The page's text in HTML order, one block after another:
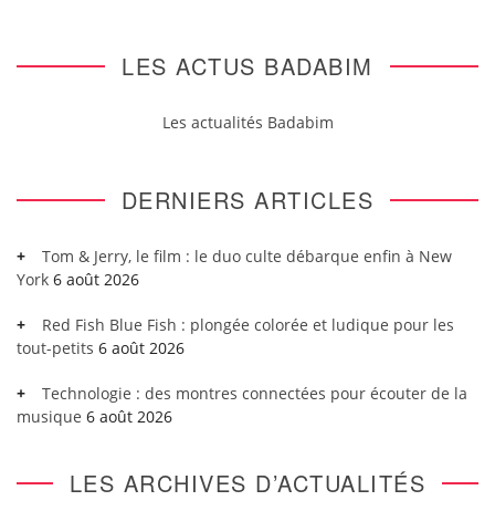
LES ACTUS BADABIM
Les actualités Badabim
DERNIERS ARTICLES
Tom & Jerry, le film : le duo culte débarque enfin à New
York 6 août 2026
Red Fish Blue Fish : plongée colorée et ludique pour les
tout-petits 6 août 2026
Technologie : des montres connectées pour écouter de la
musique 6 août 2026
LES ARCHIVES D’ACTUALITÉS